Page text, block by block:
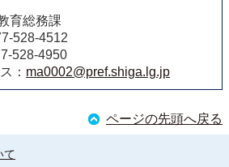
育総務課
528-4512
528-4950
： ma0002@pref.shiga.lg.jp
ページの先頭へ戻る
て